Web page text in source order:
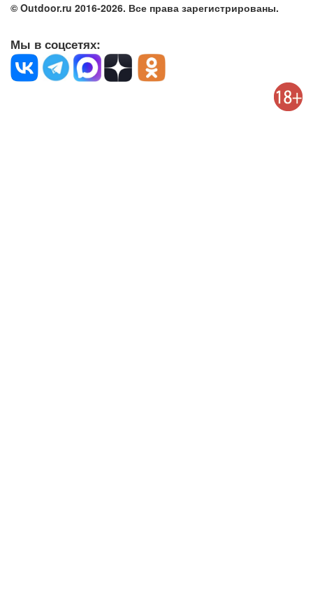
© Outdoor.ru 2016-2026. Все права зарегистрированы.
Мы в соцсетях: